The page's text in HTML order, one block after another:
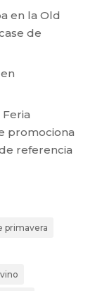
en la Old
de
promociona
referencia
primavera